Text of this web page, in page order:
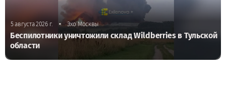
5 августа 2026 г. • Эхо Москвы
Беспилотники уничтожили склад Wildberries в Тульской
области